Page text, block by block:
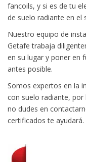
fancoils, y si es de tu
de suelo radiante en el
Nuestro equipo de
Getafe trabaja
en su lugar y poner en
antes posible.
Somos expertos en la
con suelo radiante,
no dudes en
certificados te ayudará.